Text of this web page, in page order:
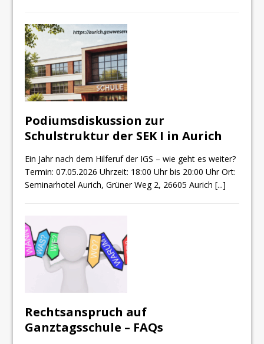
Podiumsdiskussion zur
Schulstruktur der SEK I in Aurich
Ein Jahr nach dem Hilferuf der IGS – wie geht es weiter?
Termin: 07.05.2026 Uhrzeit: 18:00 Uhr bis 20:00 Uhr Ort:
Seminarhotel Aurich, Grüner Weg 2, 26605 Aurich[...]
Rechtsanspruch auf
Ganztagsschule – FAQs